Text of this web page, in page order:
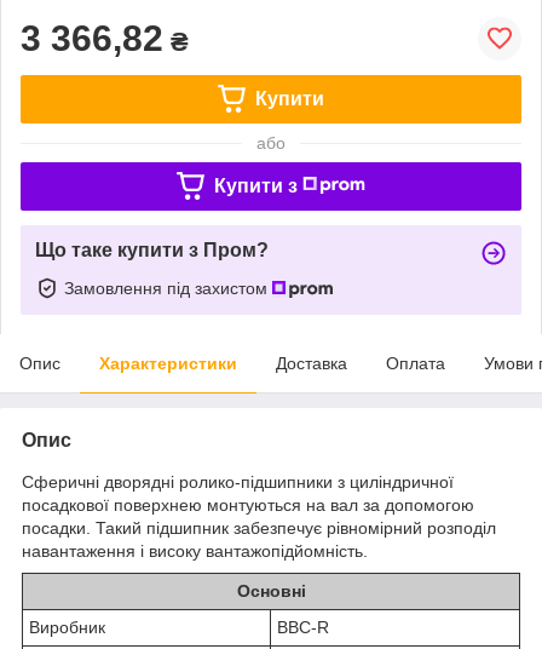
3 366,82 ₴
Купити
або
Купити з
Що таке купити з Пром?
Замовлення під захистом
Опис Характеристики Доставка Оплата Умови
Опис
Сферичні дворядні ролико-підшипники з циліндричної
посадкової поверхнею монтуються на вал за допомогою
посадки. Такий підшипник забезпечує рівномірний розподіл
навантаження і високу вантажопідйомність.
Основні
Виробник
BBC-R